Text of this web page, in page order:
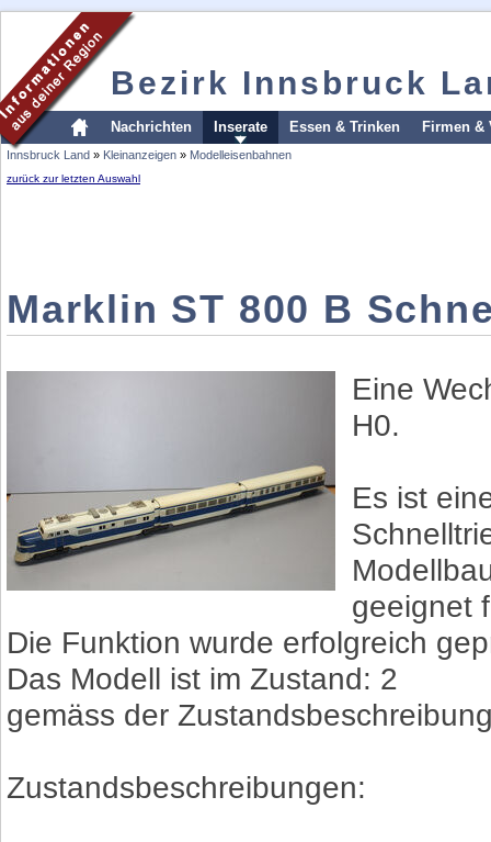
Bezirk Innsbruck
Nachrichten Inserate Essen & Trinken Firmen &
Innsbruck Land » Kleinanzeigen » Modelleisenbahnen
zurück zur letzten Auswahl
Marklin ST 800 B
Eine
H0.
Es ist
geeignet
Die Funktion wurde erfolgreich
Das Modell ist im Zustand: 2
gemäss der
Zustandsbeschreibungen: